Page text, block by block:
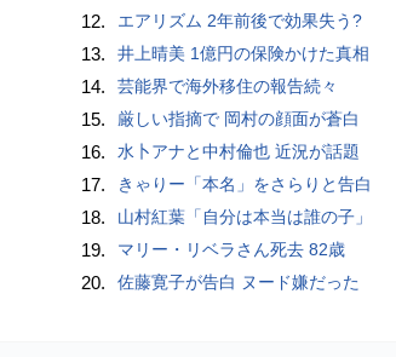
12. エアリズム 2年前後で効果失う?
13. 井上晴美 1億円の保険かけた真相
14. 芸能界で海外移住の報告続々
15. 厳しい指摘で 岡村の顔面が蒼白
16. 水卜アナと中村倫也 近況が話題
17. きゃりー「本名」をさらりと告白
18. 山村紅葉「自分は本当は誰の子」
19. マリー・リベラさん死去 82歳
20. 佐藤寛子が告白 ヌード嫌だった